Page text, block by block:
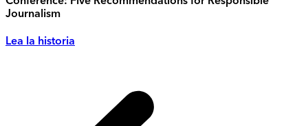
Journalism
Lea la historia